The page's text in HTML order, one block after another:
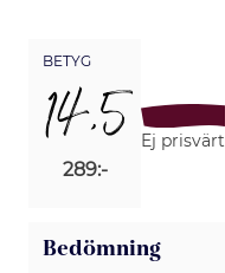
BETYG
14,5
289:-
Ej prisvärt
Bedömning